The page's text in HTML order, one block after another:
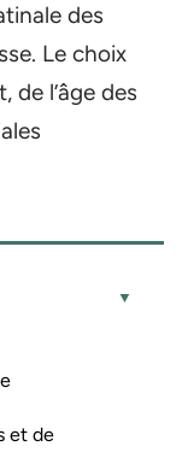
des
Le choix
de l’âge des
et de